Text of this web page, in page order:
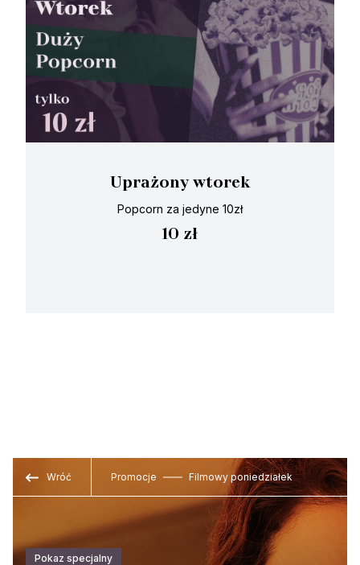
Uprażony wtorek
Popcorn za jedyne 10zł
10 zł
Wróć Promocje Filmowy poniedziałek
Pokaz specjalny